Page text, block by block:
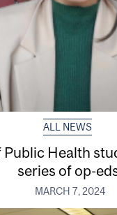
ALL NEWS
Public Health
series of op-
MARCH 7, 2024